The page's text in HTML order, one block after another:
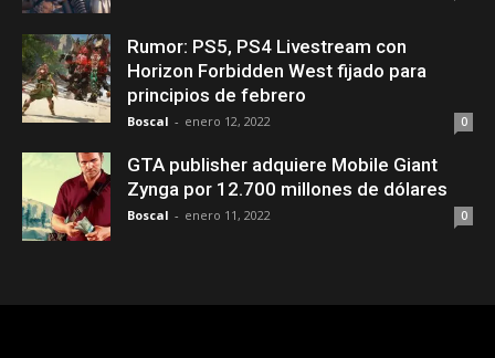
Rumor: PS5, PS4 Livestream con
Horizon Forbidden West fijado para
principios de febrero
Boscal - enero 12, 2022 0
GTA publisher adquiere Mobile Giant
Zynga por 12.700 millones de dólares
Boscal - enero 11, 2022 0